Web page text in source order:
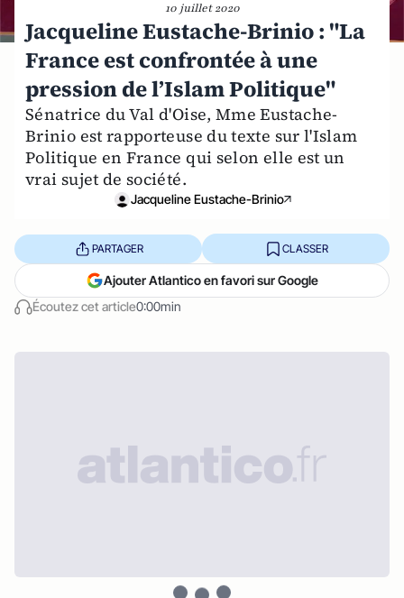
10 juillet 2020
Jacqueline Eustache-Brinio : "La
France est confrontée à une
pression de l’Islam Politique"
Sénatrice du Val d'Oise, Mme Eustache-
Brinio est rapporteuse du texte sur l'Islam
Politique en France qui selon elle est un
vrai sujet de société.
Jacqueline Eustache-Brinio
Écoutez cet article0:00min
PARTAGER CLASSER
Ajouter Atlantico en favori sur Google